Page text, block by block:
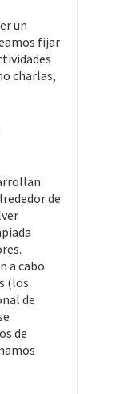
un
fijar
charlas,
de
a cabo
(los
de
de